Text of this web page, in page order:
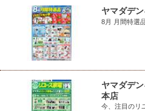
ヤマダデ
8月 月間特選
ヤマダデ
本店
今、注目のリ